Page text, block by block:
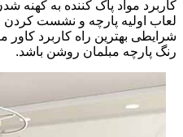
کاربرد مواد پاک کننده به
لعاب اولیه پارچه و نشست کردن
شرایطی بهترین راه کاربرد
رنگ پارچه مبلمان روشن باشد.